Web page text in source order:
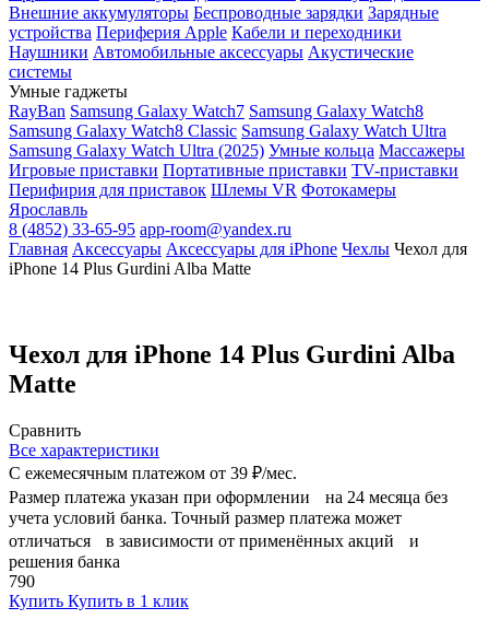
Внешние аккумуляторы Беспроводные зарядки Зарядные
устройства Периферия Apple Кабели и переходники
Наушники Автомобильные аксессуары Акустические
системы
Умные гаджеты
RayBan Samsung Galaxy Watch7 Samsung Galaxy Watch8
Samsung Galaxy Watch8 Classic Samsung Galaxy Watch Ultra
Samsung Galaxy Watch Ultra (2025) Умные кольца Массажеры
Игровые приставки Портативные приставки TV-приставки
Перифирия для приставок Шлемы VR Фотокамеры
Ярославль
8 (4852) 33-65-95 app-room@yandex.ru
Главная Аксессуары Аксессуары для iPhone Чехлы Чехол для
iPhone 14 Plus Gurdini Alba Matte
Чехол для iPhone 14 Plus Gurdini Alba
Matte
Сравнить
Все характеристики
С ежемесячным платежом от 39 ₽/мес.
Размер платежа указан при оформлении на 24 месяца без
учета условий банка. Точный размер платежа может
отличаться в зависимости от применённых акций и
решения банка
790
Купить Купить в 1 клик